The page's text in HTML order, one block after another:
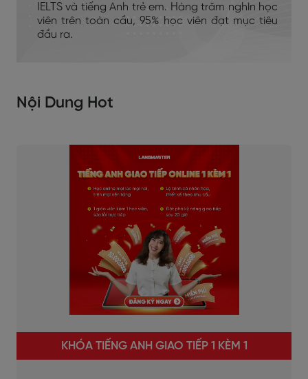
IELTS và tiếng Anh trẻ em. Hàng trăm nghìn học
viên trên toàn cầu, 95% học viên đạt mục tiêu
đầu ra.
Nội Dung Hot
KHÓA TIẾNG ANH GIAO TIẾP 1 KÈM 1